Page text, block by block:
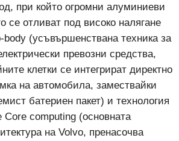
при който огромни алуминиеви
се отливат под високо налягане
(усъвършенствана техника за
превозни средства,
клетки се интегрират директно
на автомобила, замествайки
батериен пакет) и технология
Core computing (основната
на Volvo, пренасочва